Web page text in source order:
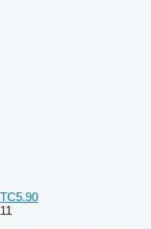
TC5.90
11